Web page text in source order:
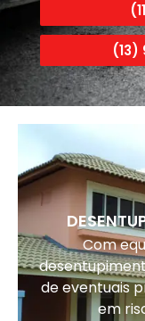
Com
de eventuais
em